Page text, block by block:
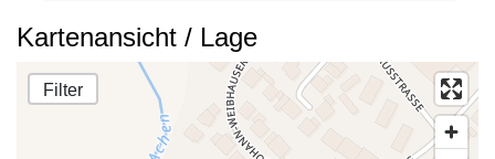
Kartenansicht / Lage
Filter